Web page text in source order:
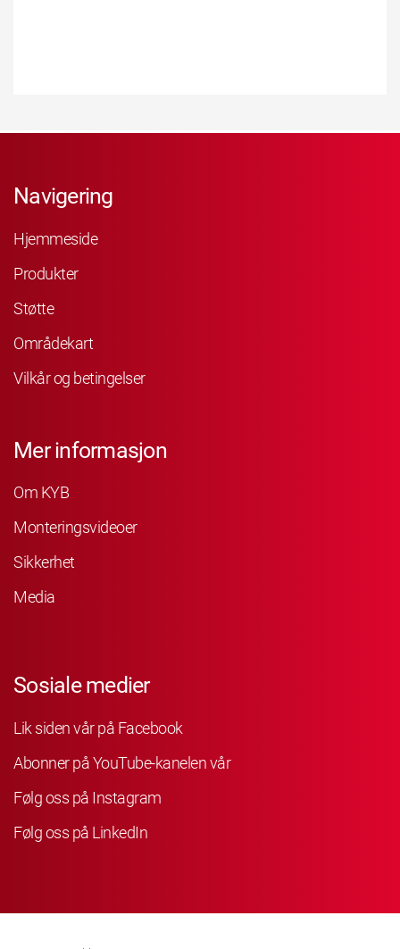
Navigering
Hjemmeside
Produkter
Støtte
Områdekart
Vilkår og betingelser
Mer informasjon
Om KYB
Monteringsvideoer
Sikkerhet
Media
Sosiale medier
Lik siden vår på Facebook
Abonner på YouTube-kanelen vår
Følg oss på Instagram
Følg oss på LinkedIn